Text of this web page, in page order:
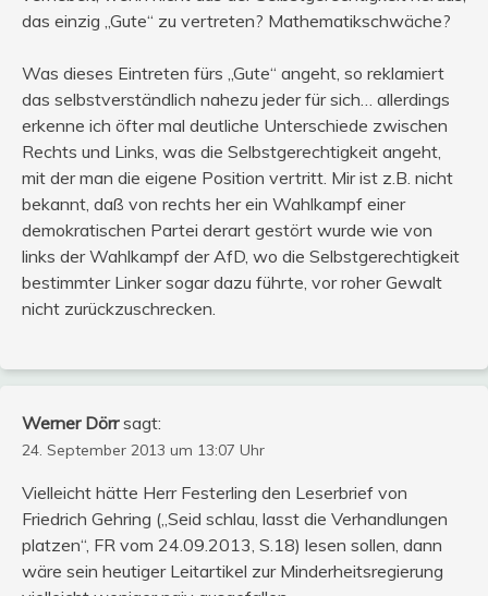
das einzig „Gute“ zu vertreten? Mathematikschwäche?
Was dieses Eintreten fürs „Gute“ angeht, so reklamiert
das selbstverständlich nahezu jeder für sich… allerdings
erkenne ich öfter mal deutliche Unterschiede zwischen
Rechts und Links, was die Selbstgerechtigkeit angeht,
mit der man die eigene Position vertritt. Mir ist z.B. nicht
bekannt, daß von rechts her ein Wahlkampf einer
demokratischen Partei derart gestört wurde wie von
links der Wahlkampf der AfD, wo die Selbstgerechtigkeit
bestimmter Linker sogar dazu führte, vor roher Gewalt
nicht zurückzuschrecken.
Werner Dörr sagt:
24. September 2013 um 13:07 Uhr
Vielleicht hätte Herr Festerling den Leserbrief von
Friedrich Gehring („Seid schlau, lasst die Verhandlungen
platzen“, FR vom 24.09.2013, S.18) lesen sollen, dann
wäre sein heutiger Leitartikel zur Minderheitsregierung